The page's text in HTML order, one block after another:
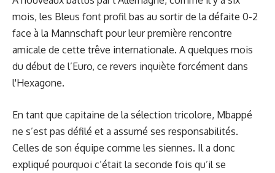
mois, les Bleus font profil bas au sortir de la défaite 0-2
face à la Mannschaft pour leur première rencontre
amicale de cette trêve internationale. A quelques mois
du début de l’Euro, ce revers inquiète forcément dans
l'Hexagone.
En tant que capitaine de la sélection tricolore, Mbappé
ne s’est pas défilé et a assumé ses responsabilités.
Celles de son équipe comme les siennes. Il a donc
expliqué pourquoi c’était la seconde fois qu’il se